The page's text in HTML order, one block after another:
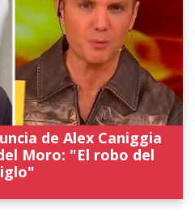
de Alex Caniggia
Moro: "El robo del